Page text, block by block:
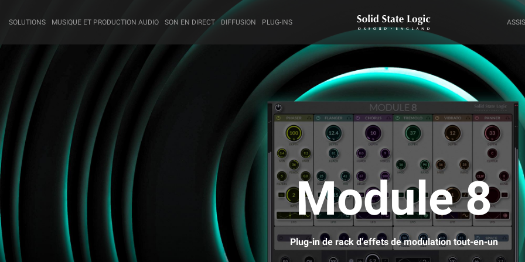
SOLUTIONS MUSIQUE ET PRODUCTION AUDIO SON EN DIRECT DIFFUSION PLUG-INS
Module 8
Plug-in de rack d'effets de modulation tout-en-un